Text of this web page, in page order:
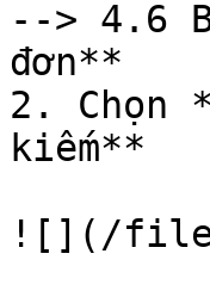
--> 4.6
đơn**
2. Chọn
kiếm**
![](/